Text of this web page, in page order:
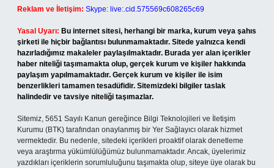
Reklam ve İletişim: Skype: live:.cid.575569c608265c69
Yasal Uyarı: Bu internet sitesi, herhangi bir marka, kurum veya şahıs
şirketi ile hiçbir bağlantısı bulunmamaktadır. Sitede yalnızca kendi
hazırladığımız makaleler paylaşılmaktadır. Burada yer alan içerikler
haber niteliği taşımamakta olup, gerçek kurum ve kişiler hakkında
paylaşım yapılmamaktadır. Gerçek kurum ve kişiler ile isim
benzerlikleri tamamen tesadüfidir. Sitemizdeki bilgiler taslak
halindedir ve tavsiye niteliği taşımazlar.
Sitemiz, 5651 Sayılı Kanun gereğince Bilgi Teknolojileri ve İletişim
Kurumu (BTK) tarafından onaylanmış bir Yer Sağlayıcı olarak hizmet
vermektedir. Bu nedenle, sitedeki içerikleri proaktif olarak denetleme
veya araştırma yükümlülüğümüz bulunmamaktadır. Ancak, üyelerimiz
yazdıkları içeriklerin sorumluluğunu taşımakta olup, siteye üye olarak bu